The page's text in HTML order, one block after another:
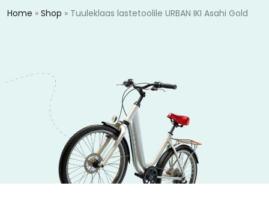
Home » Shop » Tuuleklaas lastetoolile URBAN IKI Asahi Gold